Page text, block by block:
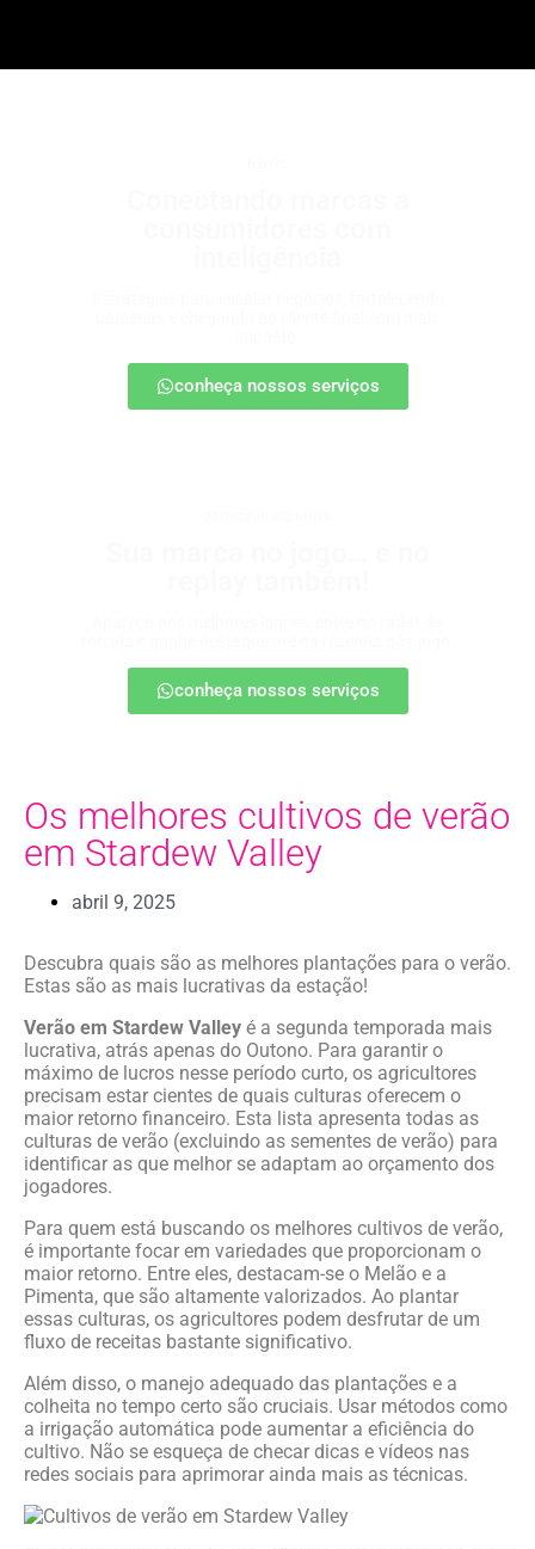
conheça nossos serviços
conheça nossos serviços
Os melhores cultivos de verão
em Stardew Valley
abril 9, 2025
Descubra quais são as melhores plantações para o verão.
Estas são as mais lucrativas da estação!
Verão em Stardew Valley é a segunda temporada mais
lucrativa, atrás apenas do Outono. Para garantir o
máximo de lucros nesse período curto, os agricultores
precisam estar cientes de quais culturas oferecem o
maior retorno financeiro. Esta lista apresenta todas as
culturas de verão (excluindo as sementes de verão) para
identificar as que melhor se adaptam ao orçamento dos
jogadores.
Para quem está buscando os melhores cultivos de verão,
é importante focar em variedades que proporcionam o
maior retorno. Entre eles, destacam-se o Melão e a
Pimenta, que são altamente valorizados. Ao plantar
essas culturas, os agricultores podem desfrutar de um
fluxo de receitas bastante significativo.
Além disso, o manejo adequado das plantações e a
colheita no tempo certo são cruciais. Usar métodos como
a irrigação automática pode aumentar a eficiência do
cultivo. Não se esqueça de checar dicas e vídeos nas
redes sociais para aprimorar ainda mais as técnicas.